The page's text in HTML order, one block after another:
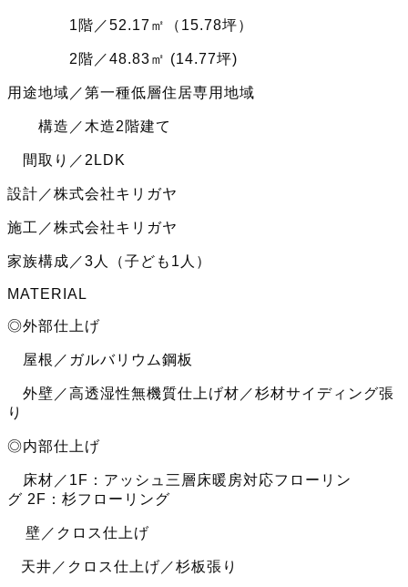
1階／52.17㎡（15.78坪）
2階／48.83㎡ (14.77坪)
用途地域／第一種低層住居専用地域
構造／木造2階建て
間取り／2LDK
設計／株式会社キリガヤ
施工／株式会社キリガヤ
家族構成／3人（子ども1人）
MATERIAL
◎外部仕上げ
屋根／ガルバリウム鋼板
外壁／高透湿性無機質仕上げ材／杉材サイディング張
り
◎内部仕上げ
床材／1F：アッシュ三層床暖房対応フローリン
グ 2F：杉フローリング
壁／クロス仕上げ
天井／クロス仕上げ／杉板張り